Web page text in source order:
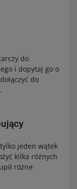
do
i dopytaj go o
do
jeden wątek
kilka różnych
różne